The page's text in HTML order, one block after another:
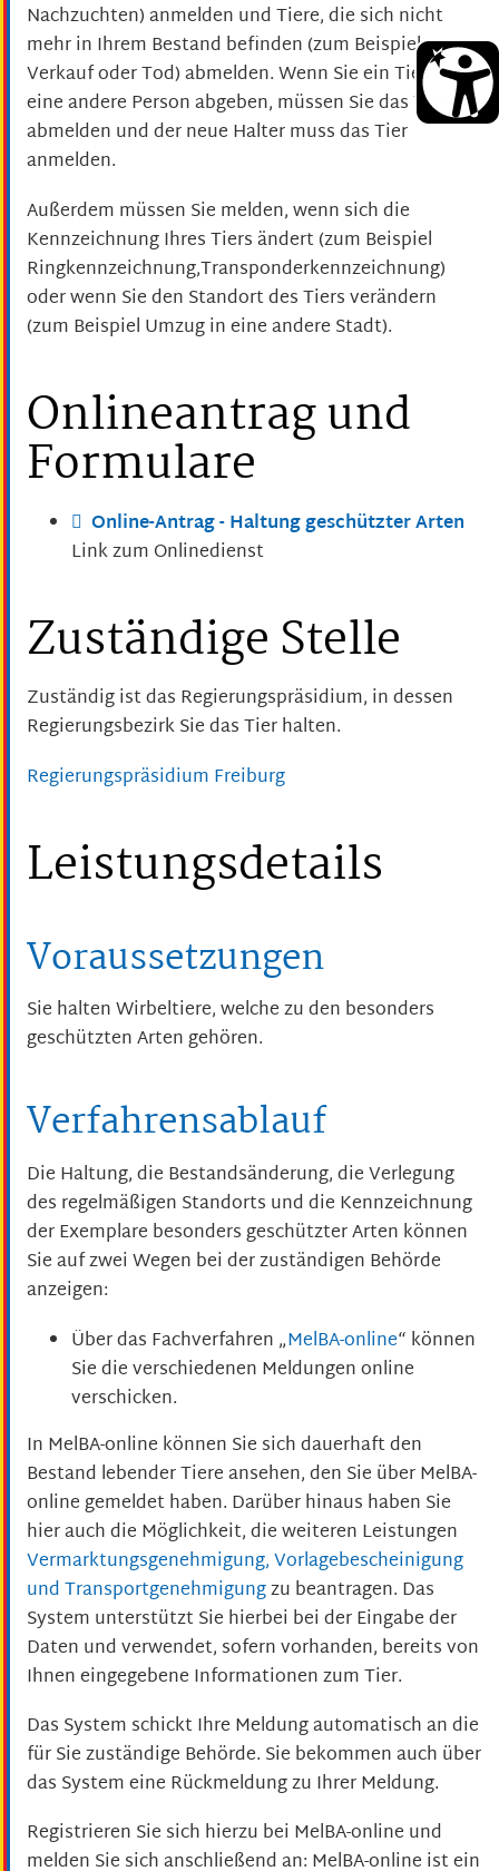
Nachzuchten) anmelden und Tiere, die sich nicht
mehr in Ihrem Bestand befinden (zum Beispiel wegen
Verkauf oder Tod) abmelden. Wenn Sie ein Tier an
eine andere Person abgeben, müssen Sie das Tier
abmelden und der neue Halter muss das Tier
anmelden.
Außerdem müssen Sie melden, wenn sich die
Kennzeichnung Ihres Tiers ändert (zum Beispiel
Ringkennzeichnung,Transponderkennzeichnung)
oder wenn Sie den Standort des Tiers verändern
(zum Beispiel Umzug in eine andere Stadt).
Onlineantrag und
Formulare
Online-Antrag - Haltung geschützter Arten
Link zum Onlinedienst
Zuständige Stelle
Zuständig ist das Regierungspräsidium, in dessen
Regierungsbezirk Sie das Tier halten.
Regierungspräsidium Freiburg
Leistungsdetails
Voraussetzungen
Sie halten Wirbeltiere, welche zu den besonders
geschützten Arten gehören.
Verfahrensablauf
Die Haltung, die Bestandsänderung, die Verlegung
des regelmäßigen Standorts und die Kennzeichnung
der Exemplare besonders geschützter Arten können
Sie auf zwei Wegen bei der zuständigen Behörde
anzeigen:
Über das Fachverfahren „MelBA-online“ können
Sie die verschiedenen Meldungen online
verschicken.
In MelBA-online können Sie sich dauerhaft den
Bestand lebender Tiere ansehen, den Sie über MelBA-
online gemeldet haben. Darüber hinaus haben Sie
hier auch die Möglichkeit, die weiteren Leistungen
Vermarktungsgenehmigung, Vorlagebescheinigung
und Transportgenehmigungzu beantragen. Das
System unterstützt Sie hierbei bei der Eingabe der
Daten und verwendet, sofern vorhanden, bereits von
Ihnen eingegebene Informationen zum Tier.
Das System schickt Ihre Meldung automatisch an die
für Sie zuständige Behörde. Sie bekommen auch über
das System eine Rückmeldung zu Ihrer Meldung.
Registrieren Sie sich hierzu bei MelBA-online und
melden Sie sich anschließend an: MelBA-online ist ein